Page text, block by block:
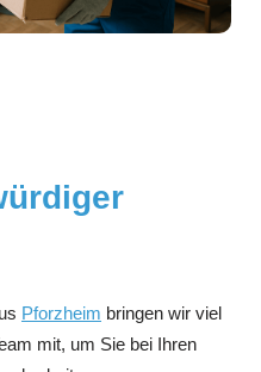
Pforzheim bringen wir viel
mit, um Sie bei Ihren